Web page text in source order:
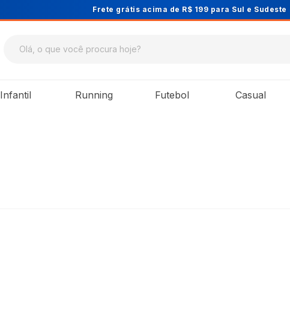
Cupom PRIMEIRA10 para 10%
Infantil Running Futebol Casual